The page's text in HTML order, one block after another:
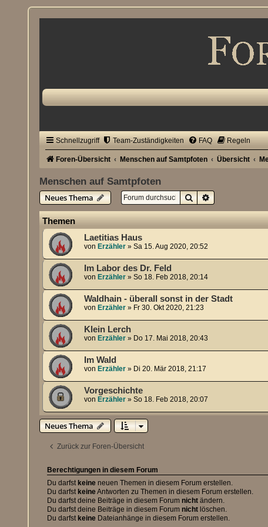
Schnellzugriff Team-Zuständigkeiten FAQ Regeln
Foren-Übersicht Menschen auf Samtpfoten Übersicht
Menschen auf Samtpfoten
Neues Thema
SucheErweiterte Suche
Themen
Laetitias Haus
von Erzähler »Sa 15. Aug 2020, 20:52
Im Labor des Dr. Feld
von Erzähler »So 18. Feb 2018, 20:14
Waldhain - überall sonst in der Stadt
von Erzähler » Fr 30. Okt 2020, 21:23
Klein Lerch
von Erzähler » Do 17. Mai 2018, 20:43
Im Wald
von Erzähler » Di 20. Mär 2018, 21:17
Vorgeschichte
von Erzähler »So 18. Feb 2018, 20:07
Neues Thema
Zurück zur Foren-Übersicht
Berechtigungen in diesem Forum
Du darfst keine neuen Themen in diesem Forum erstellen.
Du darfst keineAntworten zu Themen in diesem Forum erstellen.
Du darfst deine Beiträge in diesem Forumnicht ändern.
Du darfst deine Beiträge in diesem Forumnicht löschen.
Du darfst keine Dateianhänge in diesem Forum erstellen.